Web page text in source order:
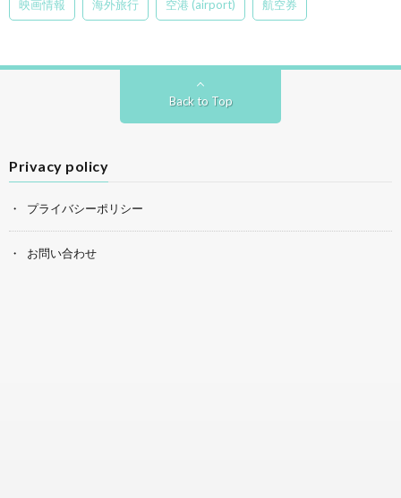
映画情報 海外旅行 空港 (airport) 航空券
Back to Top
Privacy policy
プライバシーポリシー
お問い合わせ